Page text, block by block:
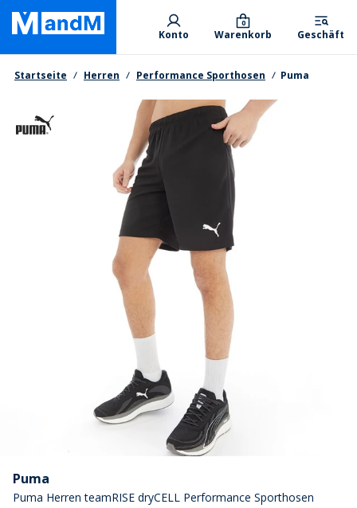
Skip
main
content
Primary departments
Konto Warenkorb
0
Geschäft
Brotkrumen
Startseite Herren Performance Sporthosen Puma
Puma
Puma Herren teamRISE dryCELL Performance Sporthosen